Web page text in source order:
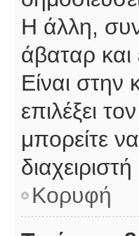
Η άλλη,
άβαταρ και
Είναι στην
επιλέξει
μπορείτε
Κορυφή